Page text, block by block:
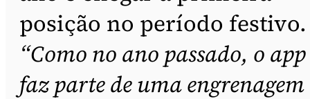
posição no período festivo.
“Como no ano passado, o app
faz parte de uma engrenagem